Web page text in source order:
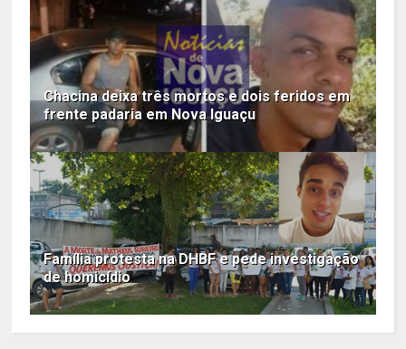
Chacina deixa três mortos e dois feridos em
frente padaria em Nova Iguaçu
Família protesta na DHBF e pede investigação
de homicídio